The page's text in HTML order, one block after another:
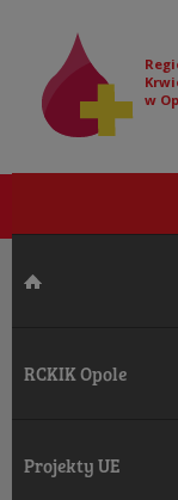
w
RCKIK Opole
Projekty UE